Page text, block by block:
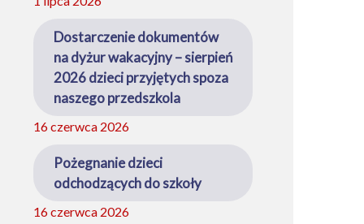
Dostarczenie dokumentów
na dyżur wakacyjny – sierpień
2026 dzieci przyjętych spoza
naszego przedszkola
16 czerwca 2026
Pożegnanie dzieci
odchodzących do szkoły
16 czerwca 2026